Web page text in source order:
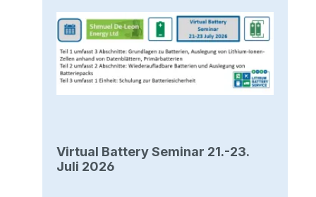
Virtual Battery Seminar 21.-23.
Juli 2026